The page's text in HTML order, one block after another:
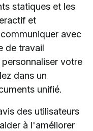
statiques et les
et
avec
de travail
votre
dans un
unifié.
des utilisateurs
à l'améliorer